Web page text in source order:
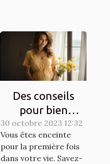
Des conseils
pour bien
entretenir une
grossesse ?
30 octobre 2023 12:32
Vous êtes enceinte
pour la première fois
dans votre vie. Savez-